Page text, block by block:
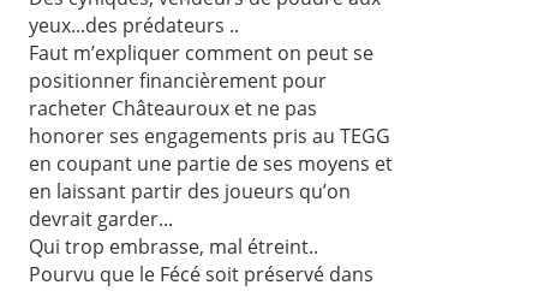
yeux...des prédateurs ..
Faut m’expliquer comment on peut se
positionner financièrement pour
racheter Châteauroux et ne pas
honorer ses engagements pris au TEGG
en coupant une partie de ses moyens et
en laissant partir des joueurs qu’on
devrait garder...
Qui trop embrasse, mal étreint..
Pourvu que le Fécé soit préservé dans